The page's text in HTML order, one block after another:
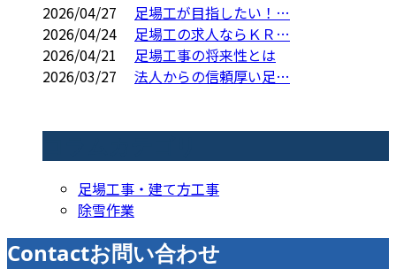
2026/04/27
足場工が目指したい！…
2026/04/24
足場工の求人ならＫＲ…
2026/04/21
足場工事の将来性とは
2026/03/27
法人からの信頼厚い足…
足場工事・建て方工事
除雪作業
Contactお問い合わせ